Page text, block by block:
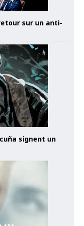
sur un anti-
signent un